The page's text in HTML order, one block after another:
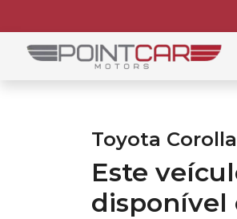
Toyota Corolla
Este
disponível